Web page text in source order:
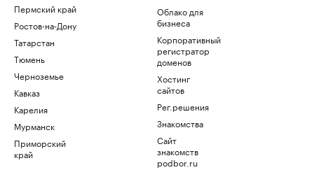
Пермский край
Ростов-на-Дону
Татарстан
Тюмень
Черноземье
Кавказ
Карелия
Мурманск
Приморский
край
Облако для
бизнеса
Корпоративный
регистратор
доменов
Хостинг
сайтов
Рег.решения
Знакомства
Сайт
знакомств
podbor.ru